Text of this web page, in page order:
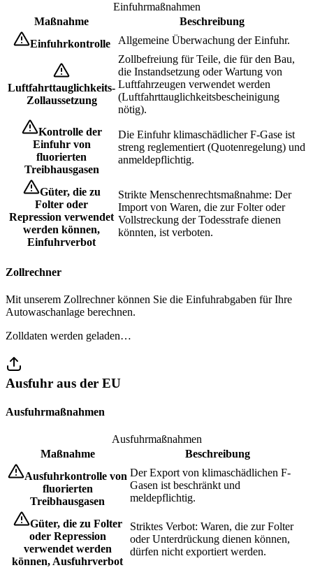
Einfuhrmaßnahmen
Maßnahme
Beschreibung
Einfuhrkontrolle
Allgemeine Überwachung der Einfuhr.
Luftfahrttauglichkeits-
Zollaussetzung
Zollbefreiung für Teile, die für den Bau,
die Instandsetzung oder Wartung von
Luftfahrzeugen verwendet werden
(Luftfahrttauglichkeitsbescheinigung
nötig).
Kontrolle der
Einfuhr von
fluorierten
Treibhausgasen
Die Einfuhr klimaschädlicher F-Gase ist
streng reglementiert (Quotenregelung) und
anmeldepflichtig.
Güter, die zu
Folter oder
Repression verwendet
werden können,
Einfuhrverbot
Strikte Menschenrechtsmaßnahme: Der
Import von Waren, die zur Folter oder
Vollstreckung der Todesstrafe dienen
könnten, ist verboten.
Zollrechner
Mit unserem Zollrechner können Sie die Einfuhrabgaben für Ihre
Autowaschanlage berechnen.
Zolldaten werden geladen…
Ausfuhr aus der EU
Ausfuhrmaßnahmen
Ausfuhrmaßnahmen
Maßnahme
Beschreibung
Ausfuhrkontrolle von
fluorierten
Treibhausgasen
Der Export von klimaschädlichen F-
Gasen ist beschränkt und
meldepflichtig.
Güter, die zu Folter
oder Repression
verwendet werden
können, Ausfuhrverbot
Striktes Verbot: Waren, die zur Folter
oder Unterdrückung dienen können,
dürfen nicht exportiert werden.